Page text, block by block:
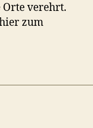
verehrt.
zum